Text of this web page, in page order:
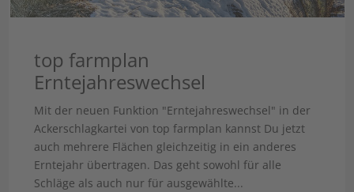
top farmplan
Erntejahreswechsel
Mit der neuen Funktion "Erntejahreswechsel" in der
Ackerschlagkartei von top farmplan kannst Du jetzt
auch mehrere Flächen gleichzeitig in ein anderes
Erntejahr übertragen. Das geht sowohl für alle
Schläge als auch nur für ausgewählte...